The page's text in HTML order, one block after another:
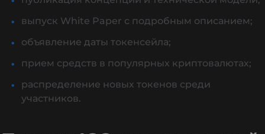
выпуск White Paper с подробным описанием;
объявление даты токенсейла;
прием средств в популярных криптовалютах;
распределение новых токенов среди
участников.